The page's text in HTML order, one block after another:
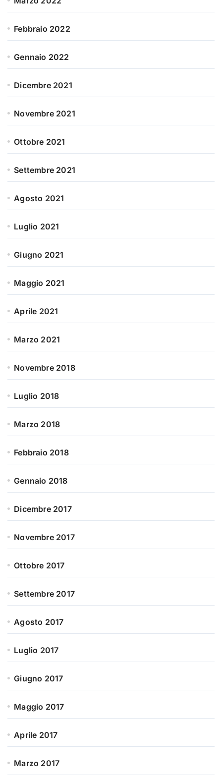
Febbraio 2022
Gennaio 2022
Dicembre 2021
Novembre 2021
Ottobre 2021
Settembre 2021
Agosto 2021
Luglio 2021
Giugno 2021
Maggio 2021
Aprile 2021
Marzo 2021
Novembre 2018
Luglio 2018
Marzo 2018
Febbraio 2018
Gennaio 2018
Dicembre 2017
Novembre 2017
Ottobre 2017
Settembre 2017
Agosto 2017
Luglio 2017
Giugno 2017
Maggio 2017
Aprile 2017
Marzo 2017